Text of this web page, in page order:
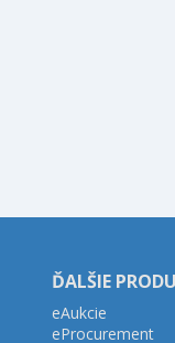
ĎALŠIE
eAukcie
eProcurement